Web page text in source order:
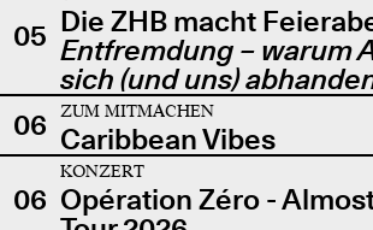
05 Die ZHB macht
Entfremdung – warum
sich (und uns)
06
ZUM MITMACHEN
Caribbean Vibes
06
KONZERT
Opération Zéro -